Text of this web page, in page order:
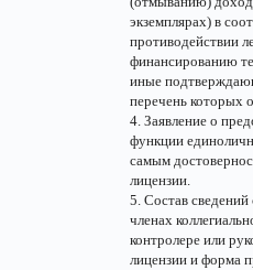
экземплярах) в
противодействии
финансированию
иные
перечень которых
4. Заявление о
функции
самым
лицензии.
5. Состав
членах
контролере или
лицензии и форма